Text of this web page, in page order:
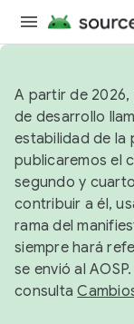
A partir de
de desarrollo
estabilidad de la
publicaremos el
segundo y
contribuir a él,
rama del
siempre hará
se envió al
consulta